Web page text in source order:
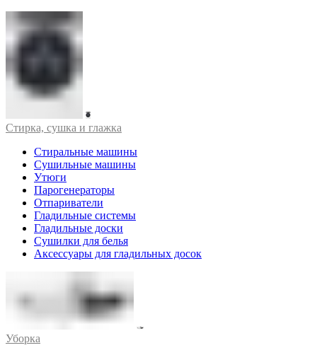
Стирка, сушка и глажка
Стиральные машины
Сушильные машины
Утюги
Парогенераторы
Отпариватели
Гладильные системы
Гладильные доски
Сушилки для белья
Аксессуары для гладильных досок
Уборка